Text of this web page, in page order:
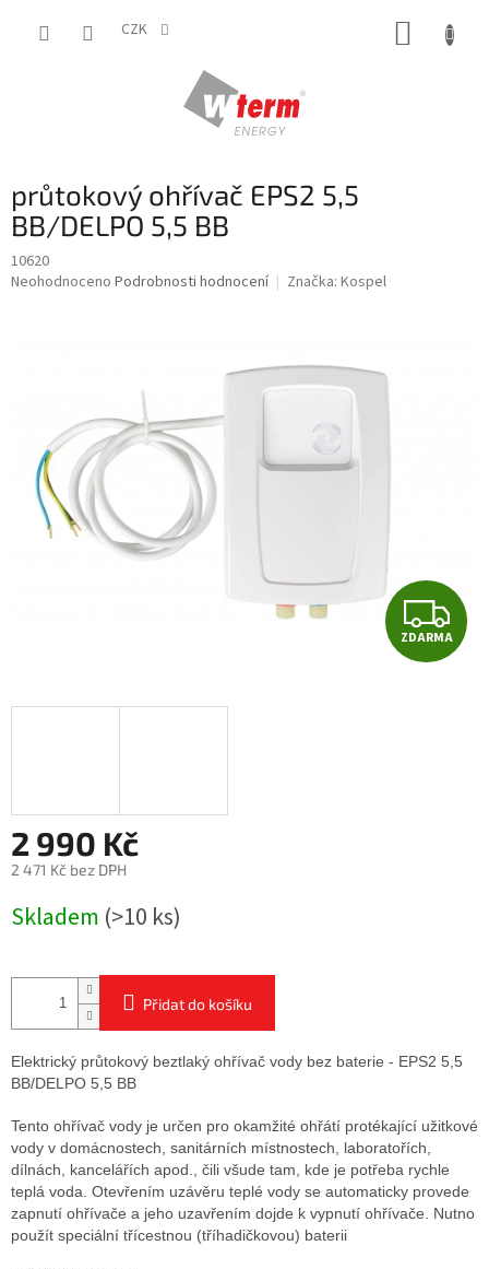
CZK
průtokový ohřívač EPS2 5,5
BB/DELPO 5,5 BB
10620
Průměrné
hvězdiček.
Neohodnoceno Podrobnosti hodnocení Značka: Kospel
Z
D
ZDARMA
2 990 Kč
2 471 Kč bez DPH
cena:
Skladem (>10 ks)
Přidat do košíku
Elektrický průtokový beztlaký ohřívač vody bez baterie - EPS2 5,5
BB/DELPO 5,5 BB
Tento ohřívač vody je určen pro okamžité ohřátí protékající užitkové
vody v domácnostech, sanitárních místnostech, laboratořích,
dílnách, kancelářích apod., čili všude tam, kde je potřeba rychle
teplá voda. Otevřením uzávěru teplé vody se automaticky provede
zapnutí ohřívače a jeho uzavřením dojde k vypnutí ohřívače. Nutno
použít speciální třícestnou (tříhadičkovou) baterii